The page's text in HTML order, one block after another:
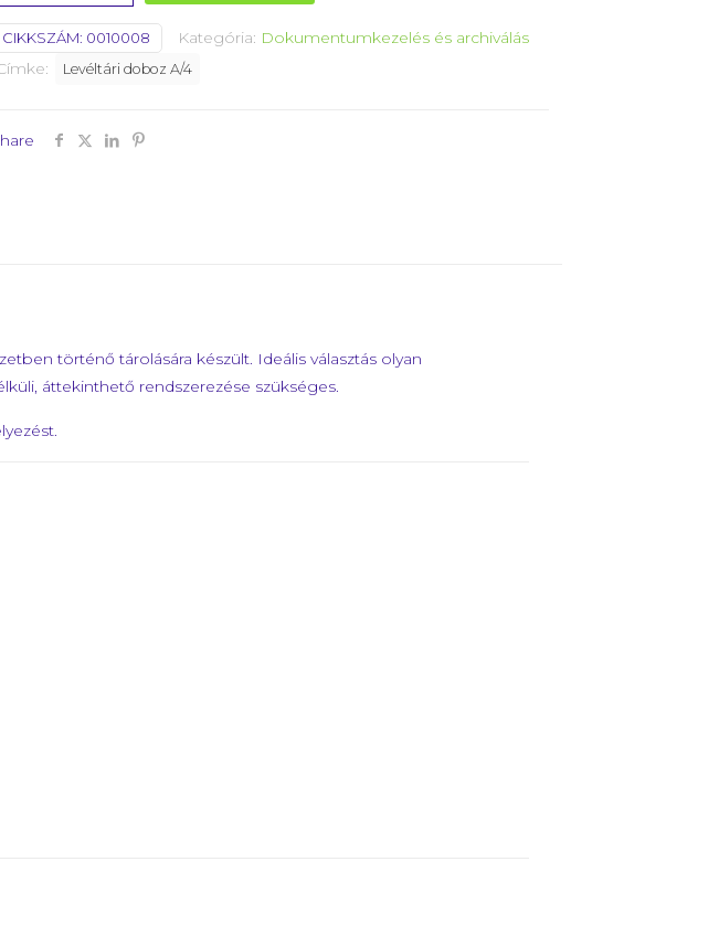
A/4-
CIKKSZÁM: 0010008 Kategória: Dokumentumkezelés és archiválás
Levéltári doboz A/4
történő tárolására készült. Ideális választás olyan
áttekinthető rendszerezése szükséges.